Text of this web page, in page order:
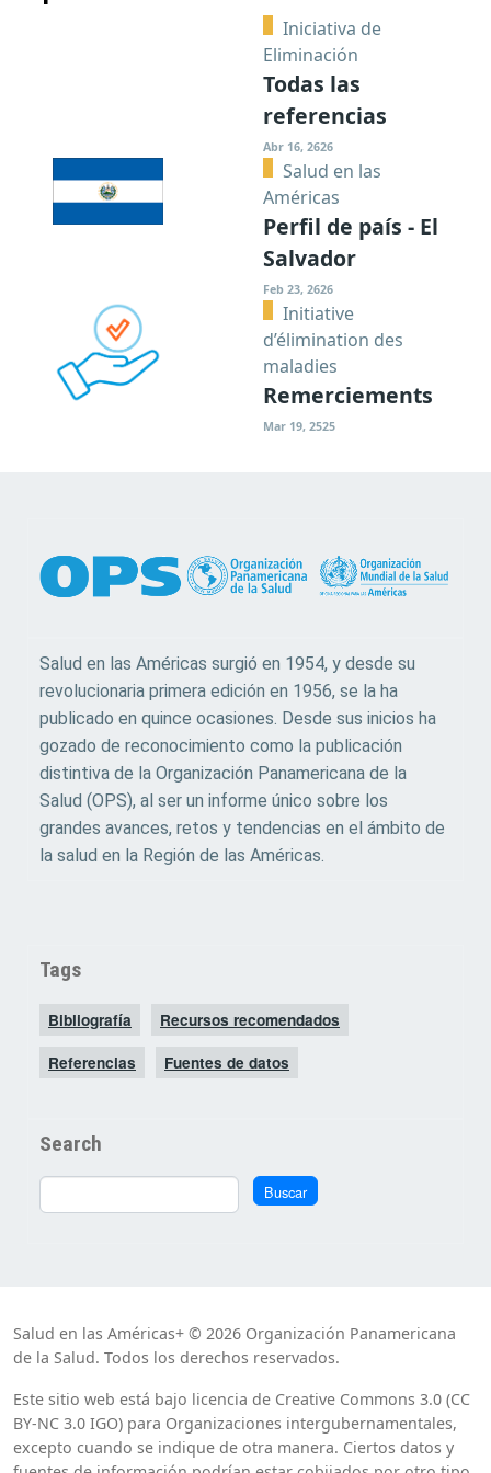
Iniciativa de
Eliminación
Todas las
referencias
Abr 16, 2626
Salud en las
Américas
Perfil de país - El
Salvador
Feb 23, 2626
Initiative
d’élimination des
maladies
Remerciements
Mar 19, 2525
Salud en las Américas surgió en 1954, y desde su
revolucionaria primera edición en 1956, se la ha
publicado en quince ocasiones. Desde sus inicios ha
gozado de reconocimiento como la publicación
distintiva de la Organización Panamericana de la
Salud (OPS), al ser un informe único sobre los
grandes avances, retos y tendencias en el ámbito de
la salud en la Región de las Américas.
Tags
Bibliografía Recursos recomendados
Referencias Fuentes de datos
Search
Buscar Buscar
Salud en las Américas+ © 2026 Organización Panamericana
de la Salud. Todos los derechos reservados.
Este sitio web está bajo licencia de Creative Commons 3.0 (CC
BY-NC 3.0 IGO) para Organizaciones intergubernamentales,
excepto cuando se indique de otra manera. Ciertos datos y